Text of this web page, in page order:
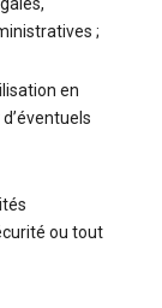
;
en
ou tout